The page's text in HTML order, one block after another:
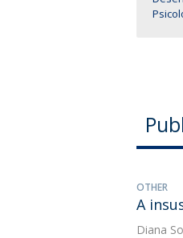
OTHER
A
Diana